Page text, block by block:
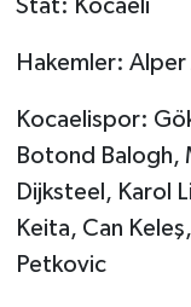
Stat: Kocaeli
Hakemler:
Kocaelispor:
Botond Balogh,
Dijksteel, Karol
Keita, Can
Petkovic